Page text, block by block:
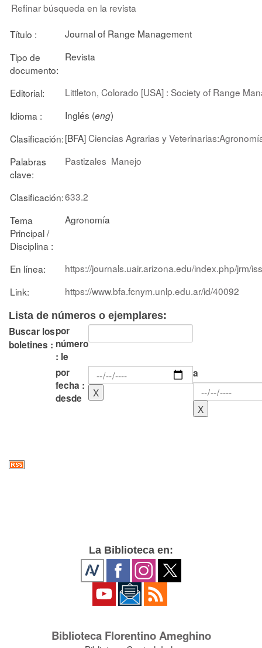
Refinar búsqueda en la revista
Título :
Journal of Range Management
Tipo de
documento:
Revista
Editorial:
Littleton, Colorado [USA] : Society of Range
Idioma :
Inglés (eng)
Clasificación:[BFA]Ciencias Agrarias y
Palabras
clave:
Pastizales Manejo
Clasificación:633.2
Tema
Principal /
Disciplina :
Agronomía
En línea:
https://journals.uair.arizona.edu/index.php/jrm/
Link:
https://www.bfa.fcnym.unlp.edu.ar/id/40092
Lista de números o ejemplares:
Buscar los
boletines :
por
número
: le
por
fecha :
desde
a
La Biblioteca en:
Biblioteca Florentino Ameghino